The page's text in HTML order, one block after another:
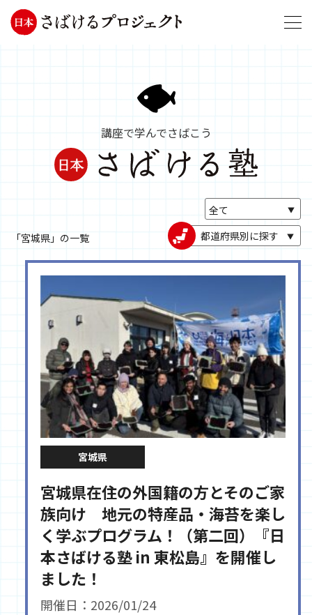
講座で学んでさばこう
「宮城県」の一覧 都道府県別に探す
宮城県
宮城県在住の外国籍の方とそのご家
族向け 地元の特産品・海苔を楽し
く学ぶプログラム！（第二回）『日
本さばける塾 in 東松島』を開催し
ました！
開催日：2026/01/24